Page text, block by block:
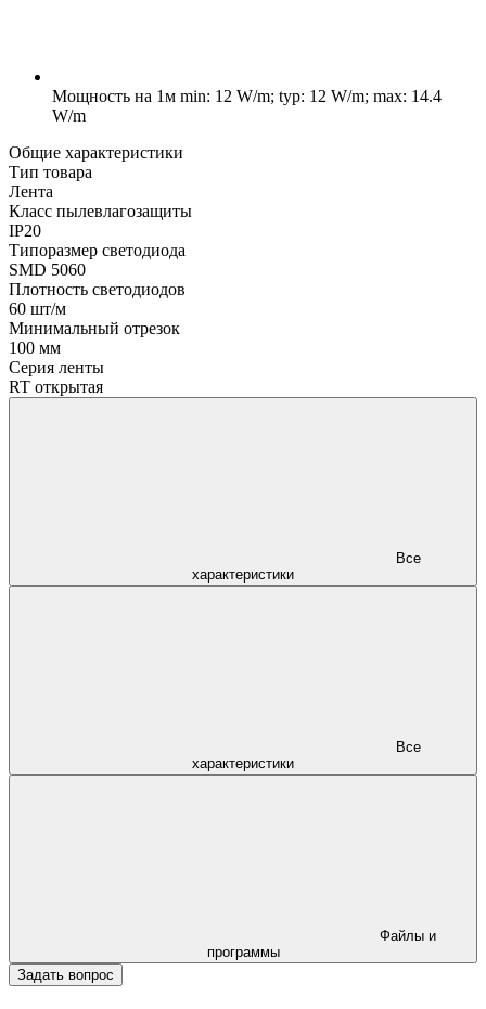
Мощность на 1м min: 12 W/m; typ: 12 W/m; max: 14.4
W/m
Общие характеристики
Тип товара
Лента
Класс пылевлагозащиты
IP20
Типоразмер светодиода
SMD 5060
Плотность светодиодов
60 шт/м
Минимальный отрезок
100 мм
Серия ленты
RT открытая
характеристики
характеристики
программы
Задать вопрос